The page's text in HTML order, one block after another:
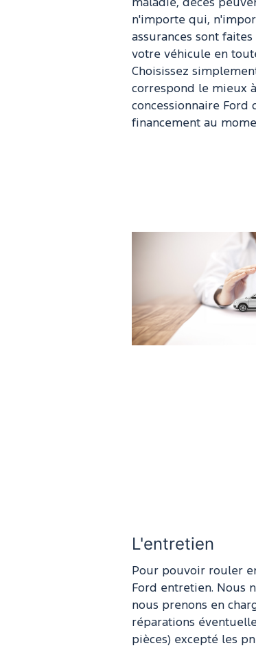
maladie, décès
n'importe qui,
assurances sont
votre véhicule en
Choisissez
correspond le mieux
concessionnaire Ford
financement au
L'entretien
Pour pouvoir rouler
Ford entretien. Nous
nous prenons en
réparations
pièces) excepté les